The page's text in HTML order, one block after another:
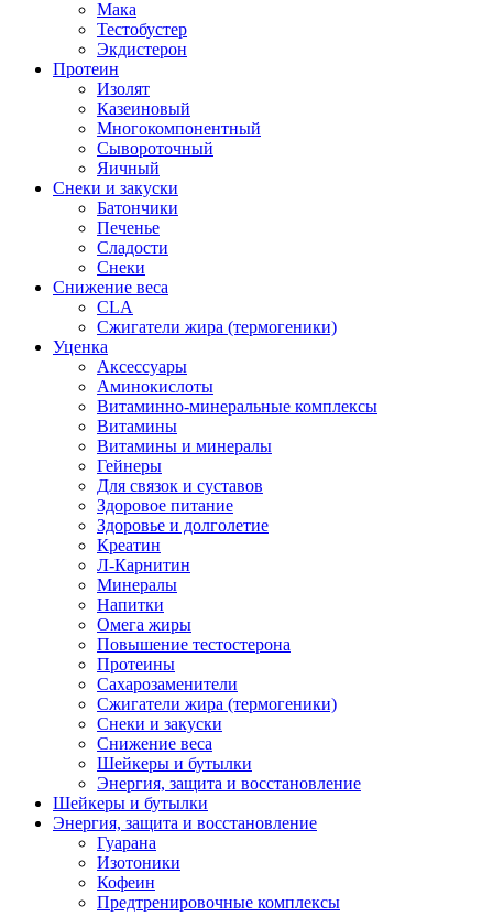
Мака
Тестобустер
Экдистерон
Протеин
Изолят
Казеиновый
Многокомпонентный
Сывороточный
Яичный
Снеки и закуски
Батончики
Печенье
Сладости
Снеки
Снижение веса
CLA
Сжигатели жира (термогеники)
Уценка
Аксессуары
Аминокислоты
Витаминно-минеральные комплексы
Витамины
Витамины и минералы
Гейнеры
Для связок и суставов
Здоровое питание
Здоровье и долголетие
Креатин
Л-Карнитин
Минералы
Напитки
Омега жиры
Повышение тестостерона
Протеины
Сахарозаменители
Сжигатели жира (термогеники)
Снеки и закуски
Снижение веса
Шейкеры и бутылки
Энергия, защита и восстановление
Шейкеры и бутылки
Энергия, защита и восстановление
Гуарана
Изотоники
Кофеин
Предтренировочные комплексы